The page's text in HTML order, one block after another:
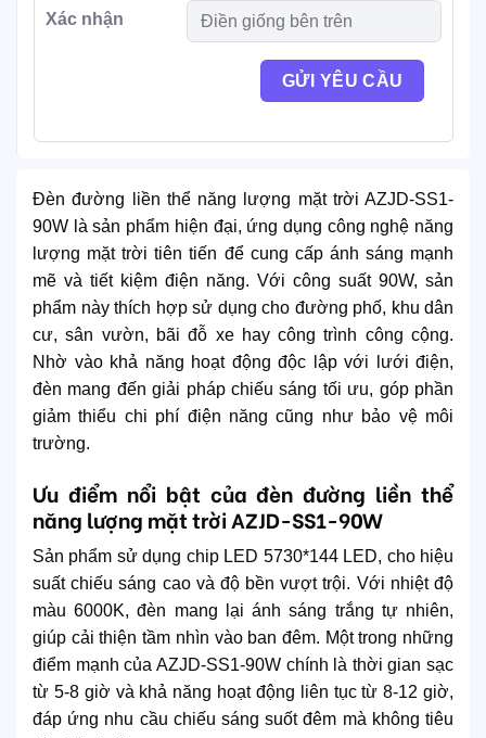
Đèn đường liền thể năng lượng mặt trời AZJD-SS1-
90W là sản phẩm hiện đại, ứng dụng công nghệ năng
lượng mặt trời tiên tiến để cung cấp ánh sáng mạnh
mẽ và tiết kiệm điện năng. Với công suất 90W, sản
phẩm này thích hợp sử dụng cho đường phố, khu dân
cư, sân vườn, bãi đỗ xe hay công trình công cộng.
Nhờ vào khả năng hoạt động độc lập với lưới điện,
đèn mang đến giải pháp chiếu sáng tối ưu, góp phần
giảm thiểu chi phí điện năng cũng như bảo vệ môi
trường.
Ưu điểm nổi bật của đèn đường liền thể
năng lượng mặt trời AZJD-SS1-90W
Sản phẩm sử dụng chip LED 5730*144 LED, cho hiệu
suất chiếu sáng cao và độ bền vượt trội. Với nhiệt độ
màu 6000K, đèn mang lại ánh sáng trắng tự nhiên,
giúp cải thiện tầm nhìn vào ban đêm. Một trong những
điểm mạnh của AZJD-SS1-90W chính là thời gian sạc
từ 5-8 giờ và khả năng hoạt động liên tục từ 8-12 giờ,
đáp ứng nhu cầu chiếu sáng suốt đêm mà không tiêu
Xác nhận